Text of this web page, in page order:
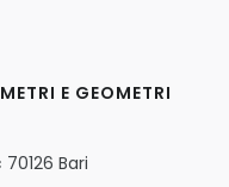
E GEOMETRI
Bari